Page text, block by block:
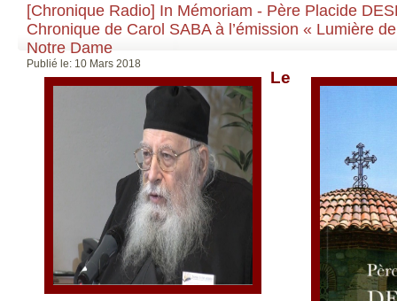
[Chronique Radio] In Mémoriam - Père Placide
Chronique de Carol SABA à l’émission « Lumière
Notre Dame
Publié le: 10 Mars 2018
Le